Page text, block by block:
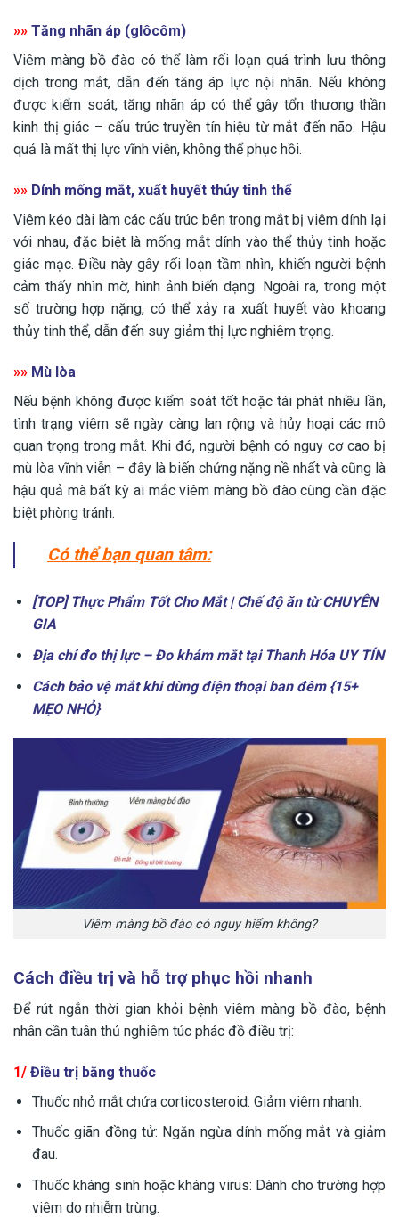
»» Tăng nhãn áp (glôcôm)
Viêm màng bồ đào có thể làm rối loạn quá trình lưu thông
dịch trong mắt, dẫn đến tăng áp lực nội nhãn. Nếu không
được kiểm soát, tăng nhãn áp có thể gây tổn thương thần
kinh thị giác – cấu trúc truyền tín hiệu từ mắt đến não. Hậu
quả là mất thị lực vĩnh viễn, không thể phục hồi.
»» Dính mống mắt, xuất huyết thủy tinh thể
Viêm kéo dài làm các cấu trúc bên trong mắt bị viêm dính lại
với nhau, đặc biệt là mống mắt dính vào thể thủy tinh hoặc
giác mạc. Điều này gây rối loạn tầm nhìn, khiến người bệnh
cảm thấy nhìn mờ, hình ảnh biến dạng. Ngoài ra, trong một
số trường hợp nặng, có thể xảy ra xuất huyết vào khoang
thủy tinh thể, dẫn đến suy giảm thị lực nghiêm trọng.
»» Mù lòa
Nếu bệnh không được kiểm soát tốt hoặc tái phát nhiều lần,
tình trạng viêm sẽ ngày càng lan rộng và hủy hoại các mô
quan trọng trong mắt. Khi đó, người bệnh có nguy cơ cao bị
mù lòa vĩnh viễn – đây là biến chứng nặng nề nhất và cũng là
hậu quả mà bất kỳ ai mắc viêm màng bồ đào cũng cần đặc
biệt phòng tránh.
Có thể bạn quan tâm:
[TOP] Thực Phẩm Tốt Cho Mắt | Chế độ ăn từ CHUYÊN
GIA
Địa chỉ đo thị lực – Đo khám mắt tại Thanh Hóa UY TÍN
Cách bảo vệ mắt khi dùng điện thoại ban đêm {15+
MẸO NHỎ}
Viêm màng bồ đào có nguy hiểm không?
Cách điều trị và hỗ trợ phục hồi nhanh
Để rút ngắn thời gian khỏi bệnh viêm màng bồ đào, bệnh
nhân cần tuân thủ nghiêm túc phác đồ điều trị:
1/ Điều trị bằng thuốc
Thuốc nhỏ mắt chứa corticosteroid: Giảm viêm nhanh.
Thuốc giãn đồng tử: Ngăn ngừa dính mống mắt và giảm
đau.
Thuốc kháng sinh hoặc kháng virus: Dành cho trường hợp
viêm do nhiễm trùng.